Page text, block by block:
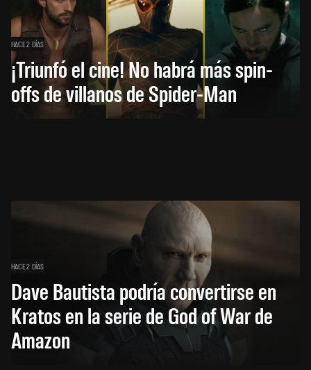
HACE 2 DÍAS
¡Triunfó el cine! No habrá más spin-
offs de villanos de Spider-Man
HACE 2 DÍAS
Dave Bautista podría convertirse en
Kratos en la serie de God of War de
Amazon